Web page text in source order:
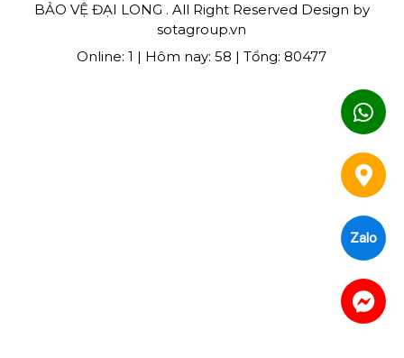
BẢO VỆ ĐẠI LONG . All Right Reserved Design by
sotagroup.vn
Online: 1 | Hôm nay: 58 | Tổng: 80477
Zalo